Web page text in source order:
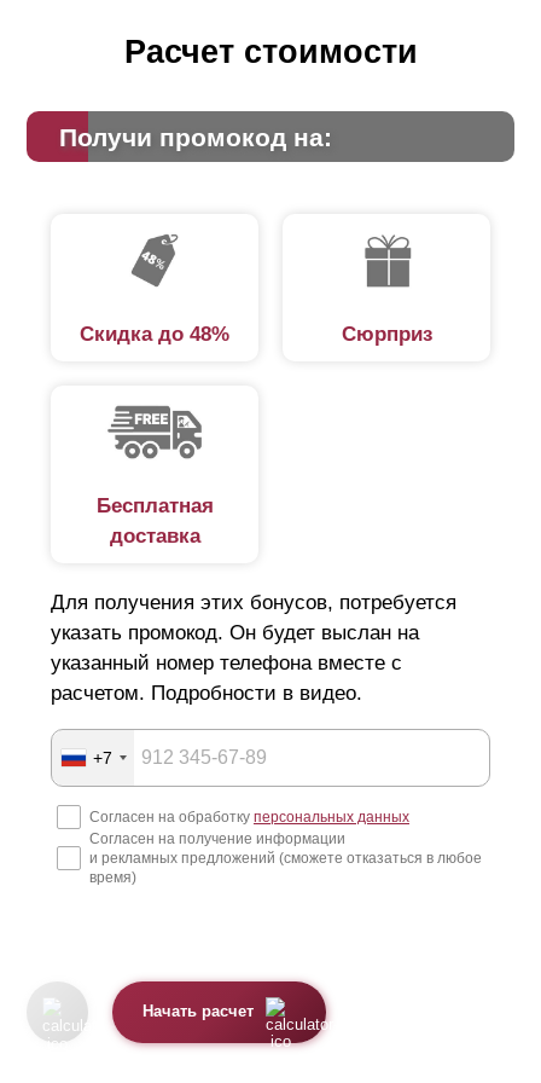
Расчет стоимости
Получи промокод на:
Скидка до 48% Сюрприз
Бесплатная
доставка
Для получения этих бонусов, потребуется
указать промокод. Он будет выслан на
указанный номер телефона вместе с
расчетом. Подробности в видео.
+7
Согласен на обработку персональных данных
Согласен на получение информации
и рекламных предложений (сможете отказаться в любое
время)
Начать расчет